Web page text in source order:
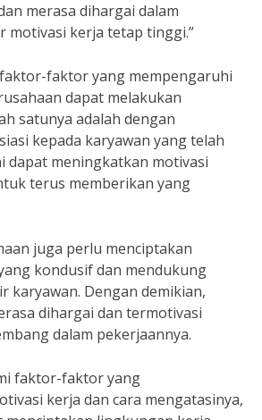
merasa dihargai dalam
motivasi kerja tetap tinggi.”
faktor yang mempengaruhi
dapat melakukan
satunya adalah dengan
kepada karyawan yang telah
dapat meningkatkan motivasi
terus memberikan yang
juga perlu menciptakan
kondusif dan mendukung
karyawan. Dengan demikian,
dihargai dan termotivasi
dalam pekerjaannya.
faktor-faktor yang
kerja dan cara mengatasinya,